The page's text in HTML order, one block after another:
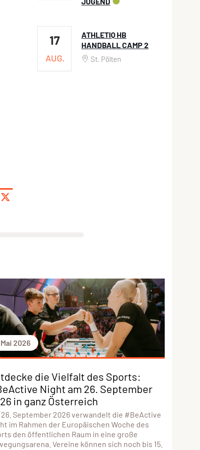
17
AUG.
ATHLETIQ HB
HANDBALL CAMP 2
St. Pölten
2026
die Vielfalt des Sports:
Night am 26. September
in ganz Österreich
26. September 2026 verwandelt die #BeActive
im Rahmen der Europäischen Woche des
den öffentlichen Raum in eine große
Vereine können sich noch bis 15.